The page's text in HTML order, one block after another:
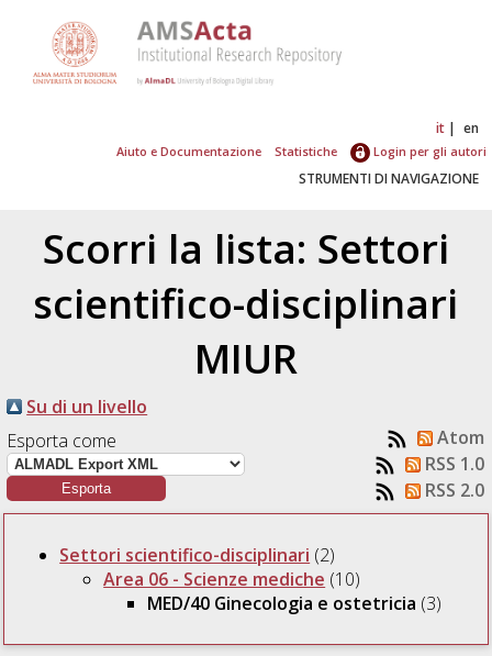
it en
Aiuto e Documentazione Statistiche Login per gli autori
STRUMENTI DI NAVIGAZIONE
Scorri la lista: Settori
scientifico-disciplinari
MIUR
Su di un livello
Esporta come
Atom
RSS 1.0
RSS 2.0
Settori scientifico-disciplinari (2)
Area 06 - Scienze mediche (10)
MED/40 Ginecologia e ostetricia (3)